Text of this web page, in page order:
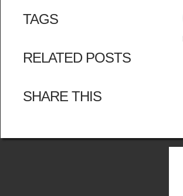
TAGS
RELATED POSTS
SHARE THIS